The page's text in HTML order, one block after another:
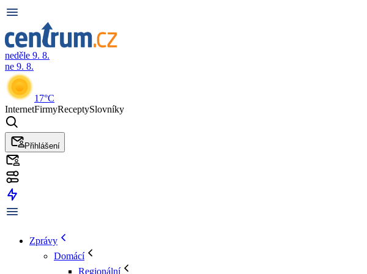
neděle 9. 8.
ne 9. 8.
17°C
InternetFirmyReceptySlovníky
Přihlášení
Zprávy
Domácí
Regionální